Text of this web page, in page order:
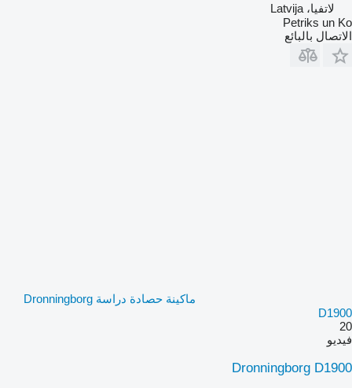
لاتفيا، Latvija
Petriks un Ko
الاتصال بالبائع
ماكينة حصادة دراسة Dronningborg
D1900
20
فيديو
Dronningborg D1900